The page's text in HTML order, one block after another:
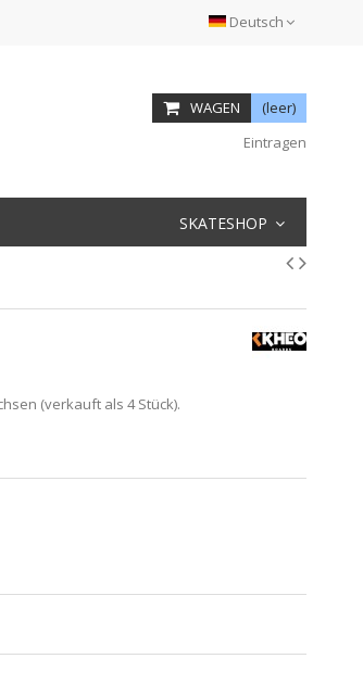
Deutsch
WAGEN
(leer)
Eintragen
SKATESHOP
(verkauft als 4 Stück).